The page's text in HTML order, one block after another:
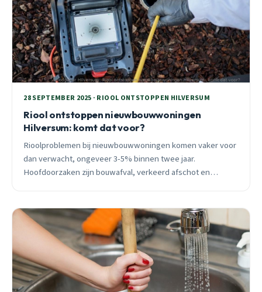
28 SEPTEMBER 2025 · RIOOL ONTSTOPPEN HILVERSUM
Riool ontstoppen nieuwbouwwoningen
Hilversum: komt dat voor?
Rioolproblemen bij nieuwbouwwoningen komen vaker voor
dan verwacht, ongeveer 3-5% binnen twee jaar.
Hoofdoorzaken zijn bouwafval, verkeerd afschot en